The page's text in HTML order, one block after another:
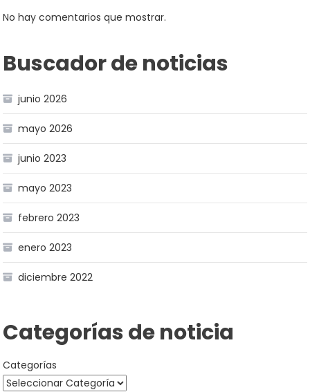
No hay comentarios que mostrar.
Buscador de noticias
junio 2026
mayo 2026
junio 2023
mayo 2023
febrero 2023
enero 2023
diciembre 2022
Categorías de noticia
Categorías